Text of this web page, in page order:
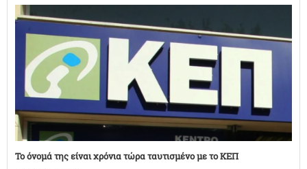
Το όνομά της είναι χρόνια τώρα ταυτισμένο με το ΚΕΠ